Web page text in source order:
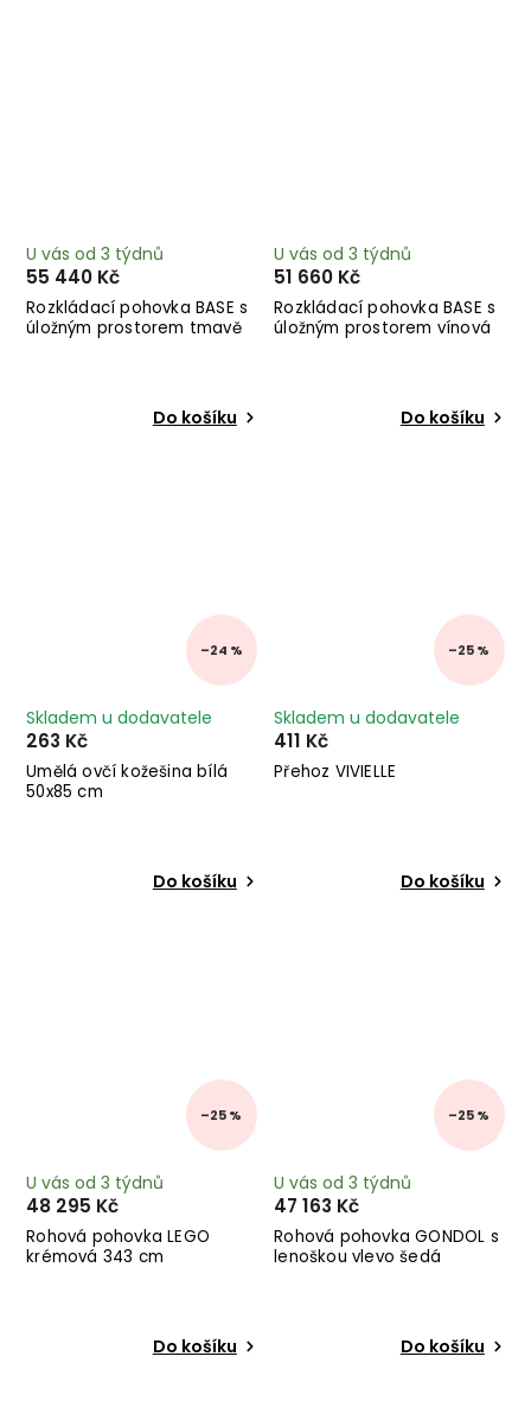
Rozkládací pohovka BASE s
úložným prostorem tmavě
U vás od 3 týdnů
55 440 Kč
Do košíku
Rozkládací pohovka BASE s
úložným prostorem vínová
U vás od 3 týdnů
51 660 Kč
Do košíku
–24 %
Umělá ovčí kožešina bílá
50x85 cm
Skladem u dodavatele
263 Kč
Do košíku
–25 %
Přehoz VIVIELLE
Skladem u dodavatele
411 Kč
Do košíku
–25 %
Rohová pohovka LEGO
krémová 343 cm
U vás od 3 týdnů
48 295 Kč
Do košíku
–25 %
Rohová pohovka GONDOL s
lenoškou vlevo šedá
U vás od 3 týdnů
47 163 Kč
Do košíku